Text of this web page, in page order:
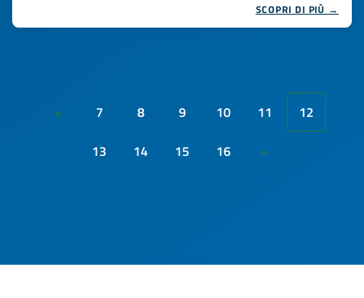
SCOPRI DI PIÙ →
« 7 8 9 10 11
12
13
14 15 16 »